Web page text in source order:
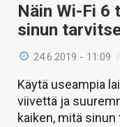
Näin Wi-Fi 6
sinun
24.6.2019 - 11:09
Käytä useampia
viivettä ja
kaiken, mitä